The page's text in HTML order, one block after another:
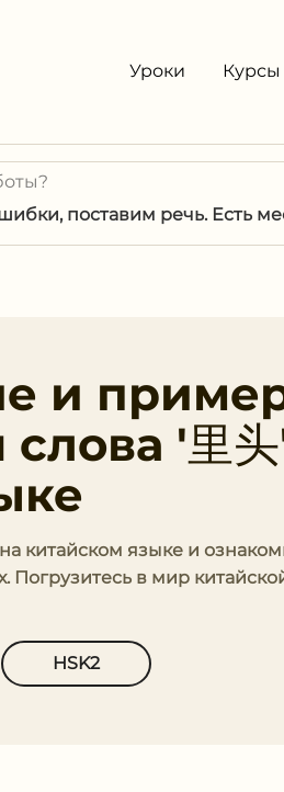
Уроки Курсы
поставим речь. Есть
и
'里
китайском языке и
Погрузитесь в мир
HSK2